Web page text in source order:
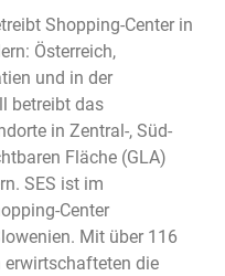
Shopping-Center in
Österreich,
und in der
betreibt das
in Zentral-, Süd-
Fläche (GLA)
SES ist im
Center
Mit über 116
die